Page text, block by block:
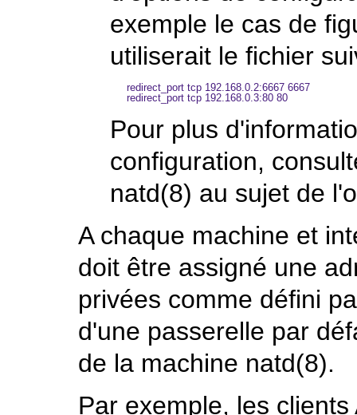
exemple le cas de
utiliserait le fichier
redirect_port tcp 192.168.0.2:6667 6667
redirect_port tcp 192.168.0.3:80 80
Pour plus
configuration,
natd(8) au sujet de
A chaque machine et
doit être assigné une
privées comme défini
d'une passerelle par
de la machine natd(8).
Par exemple, les clients